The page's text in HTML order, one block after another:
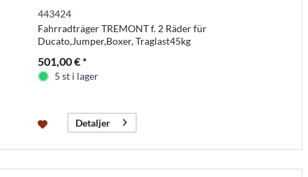
443424
Fahrradträger TREMONT f. 2 Räder für
Ducato,Jumper,Boxer, Traglast45kg
501,00 € *
5 st i lager
Detaljer